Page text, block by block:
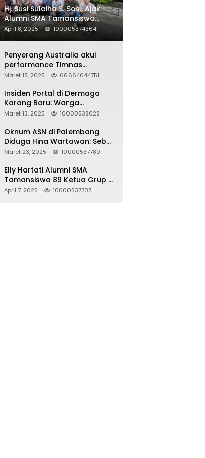
Hj. Susi Sulaiha S. Sos., Ajak
Alumni SMA Tamansiswa
Palembang Angkatan 91 Halal
Bihalal
April 8, 2025 100005374364
Penyerang Australia akui
performance Timnas
Indonesia
Maret 18, 2025 66664644751
Insiden Portal di Dermaga
Karang Baru: Warga
Klarifikasi dan Kritik
Akurat
Maret 13, 2025 10000538028
Oknum ASN di Palembang
Diduga Hina Wartawan: Sebut
Profesi Jurnalis Hanya
Berujung Dugaan
Pelanggaran UU ITE!
Maret 23, 2025 10000537780
Elly Hartati Alumni SMA
Tamansiswa 89 Ketua Grup S
4 Laksanakan Giat
April 7, 2025 10000537707